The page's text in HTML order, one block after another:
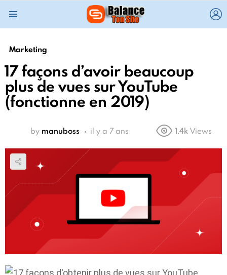
Marketing
17 façons d’avoir beaucoup
plus de vues sur YouTube
(fonctionne en 2019)
by manuboss il y a 7 ans 1.4k Views